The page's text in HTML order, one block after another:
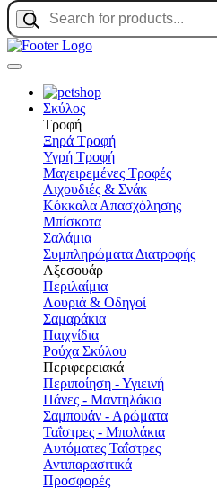
Products
search
Σκύλος
Τροφή
Ξηρά Τροφή
Υγρή Τροφή
Μαγειρεμένες Τροφές
Λιχουδιές & Σνάκ
Κόκκαλα Απασχόλησης
Μπίσκοτα
Σαλάμια
Συμπληρώματα Διατροφής
Αξεσουάρ
Περιλαίμια
Λουριά & Οδηγοί
Σαμαράκια
Παιχνίδια
Ρούχα Σκύλου
Περιφερειακά
Περιποίηση - Υγιεινή
Πάνες - Μαντηλάκια
Σαμπουάν - Αρώματα
Ταΐστρες - Μπολάκια
Αυτόματες Ταΐστρες
Αντιπαρασιτικά
Προσφορές